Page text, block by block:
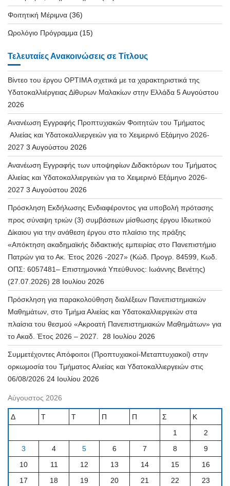
Φοιτητική Μέριμνα (36)
Ωρολόγιο Πρόγραμμα (15)
Τελευταίες Ανακοινώσεις σε Τίτλους
Βίντεο του έργου OPTIMA σχετικά με τα χαρακτηριστικά της
Υδατοκαλλιέργειας Δίθυρων Μαλακίων στην Ελλάδα 5 Αυγούστου
2026
Ανανέωση Εγγραφής Προπτυχιακών Φοιτητών του Τμήματος
Αλιείας και Υδατοκαλλιεργειών για το Χειμερινό Εξάμηνο 2026-
2027 3 Αυγούστου 2026
Ανανέωση Εγγραφής των υποψηφίων Διδακτόρων του Τμήματος
Αλιείας και Υδατοκαλλιεργειών για το Χειμερινό Εξάμηνο 2026-
2027 3 Αυγούστου 2026
Πρόσκληση Εκδήλωσης Ενδιαφέροντος για υποβολή πρότασης
προς σύναψη τριών (3) συμβάσεων μίσθωσης έργου Ιδιωτικού
Δίκαιου για την ανάθεση έργου στο πλαίσιο της πράξης
«Απόκτηση ακαδημαϊκής διδακτικής εμπειρίας στο Πανεπιστήμιο
Πατρών για το Ακ. Έτος 2026 -2027» (Κώδ. Προγρ. 84599, Κωδ.
ΟΠΣ: 6057481– Επιστημονικά Υπεύθυνος: Ιωάννης Βενέτης)
(27.07.2026) 28 Ιουλίου 2026
Πρόσκληση για παρακολούθηση διαλέξεων Πανεπιστημιακών
Μαθημάτων, στο Τμήμα Αλιείας και Υδατοκαλλιεργειών στα
πλαίσια του θεσμού «Ακροατή Πανεπιστημιακών Μαθημάτων» για
το Ακαδ. Έτος 2026 – 2027.
28 Ιουλίου 2026
Συμμετέχοντες Απόφοιτοι (Προπτυχιακοί-Μεταπτυχιακοί) στην
ορκωμοσία του Τμήματος Αλιείας και Υδατοκαλλιεργειών στις
06/08/2026 24 Ιουλίου 2026
Αύγουστος 2026
Δ Τ Τ Π Π Σ
Κ
1
2
3
4 5 6 7 8
9
10
11 12 13 14 15
16
17
18 19 20 21 22
23